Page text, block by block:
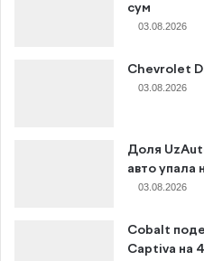
сум
03.08.2026
Chevrolet
03.08.2026
Доля
авто упала
03.08.2026
Cobalt
Captiva на